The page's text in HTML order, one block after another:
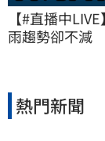
【#直播中
雨趨勢卻不減
熱門新聞